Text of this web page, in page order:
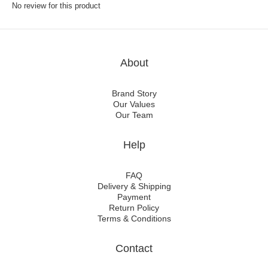
No review for this product
About
Brand Story
Our Values
Our Team
Help
FAQ
Delivery & Shipping
Payment
Return Policy
Terms & Conditions
Contact